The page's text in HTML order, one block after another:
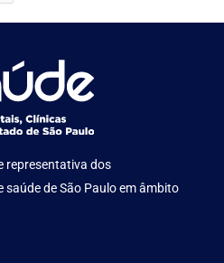
representativa dos
de São Paulo em âmbito